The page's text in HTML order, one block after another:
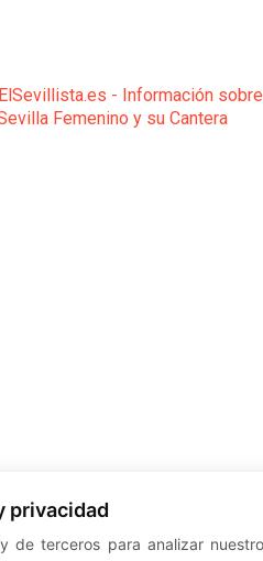
ElSevillista.es - Información sobre
Femenino y su Cantera
privacidad
de terceros para analizar